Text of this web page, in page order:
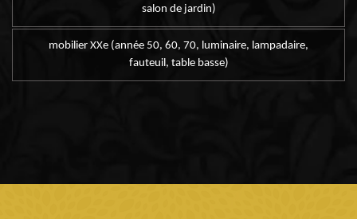
salon de jardin)
mobilier XXe (année 50, 60, 70, luminaire, lampadaire,
fauteuil, table basse)